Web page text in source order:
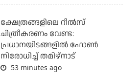
ക്ഷേത്രങ്ങളിലെ റീല്‍സ്
ചിത്രീകരണം വേണ്ട:
പ്രധാനയിടങ്ങളില്‍ ഫോണ്‍
നിരോധിച്ച് തമിഴ്‌നാട്
53 minutes ago